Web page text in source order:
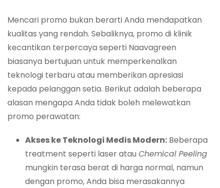
Mencari promo bukan berarti Anda mendapatkan
kualitas yang rendah. Sebaliknya, promo di klinik
kecantikan terpercaya seperti Naavagreen
biasanya bertujuan untuk memperkenalkan
teknologi terbaru atau memberikan apresiasi
kepada pelanggan setia. Berikut adalah beberapa
alasan mengapa Anda tidak boleh melewatkan
promo perawatan:
Akses ke Teknologi Medis Modern: Beberapa
treatment seperti laser atau Chemical Peeling
mungkin terasa berat di harga normal, namun
dengan promo, Anda bisa merasakannya